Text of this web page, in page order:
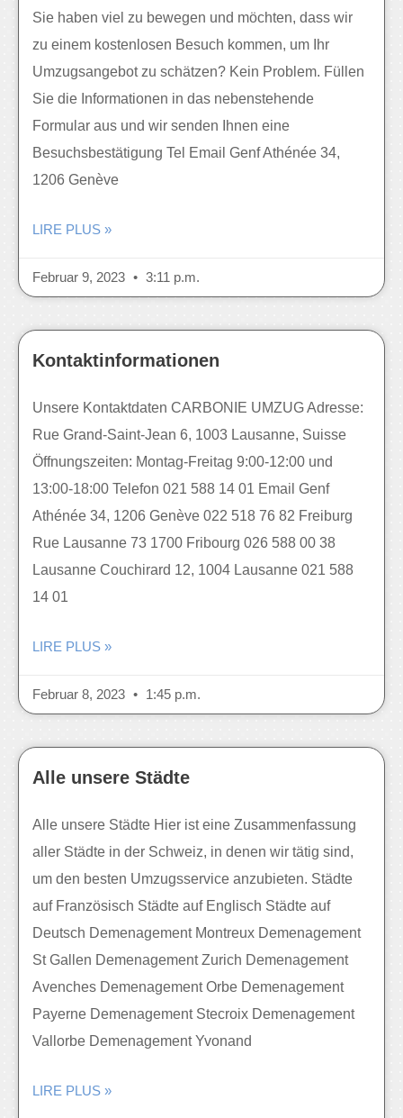
Sie haben viel zu bewegen und möchten, dass wir
zu einem kostenlosen Besuch kommen, um Ihr
Umzugsangebot zu schätzen? Kein Problem. Füllen
Sie die Informationen in das nebenstehende
Formular aus und wir senden Ihnen eine
Besuchsbestätigung Tel Email Genf Athénée 34,
1206 Genève
LIRE PLUS »
Februar 9, 2023 3:11 p.m.
Kontaktinformationen
Unsere Kontaktdaten CARBONIE UMZUG Adresse:
Rue Grand-Saint-Jean 6, 1003 Lausanne, Suisse
Öffnungszeiten: Montag-Freitag 9:00-12:00 und
13:00-18:00 Telefon 021 588 14 01 Email Genf
Athénée 34, 1206 Genève 022 518 76 82 Freiburg
Rue Lausanne 73 1700 Fribourg 026 588 00 38
Lausanne Couchirard 12, 1004 Lausanne 021 588
14 01
LIRE PLUS »
Februar 8, 2023 1:45 p.m.
Alle unsere Städte
Alle unsere Städte Hier ist eine Zusammenfassung
aller Städte in der Schweiz, in denen wir tätig sind,
um den besten Umzugsservice anzubieten. Städte
auf Französisch Städte auf Englisch Städte auf
Deutsch Demenagement Montreux Demenagement
St Gallen Demenagement Zurich Demenagement
Avenches Demenagement Orbe Demenagement
Payerne Demenagement Stecroix Demenagement
Vallorbe Demenagement Yvonand
LIRE PLUS »